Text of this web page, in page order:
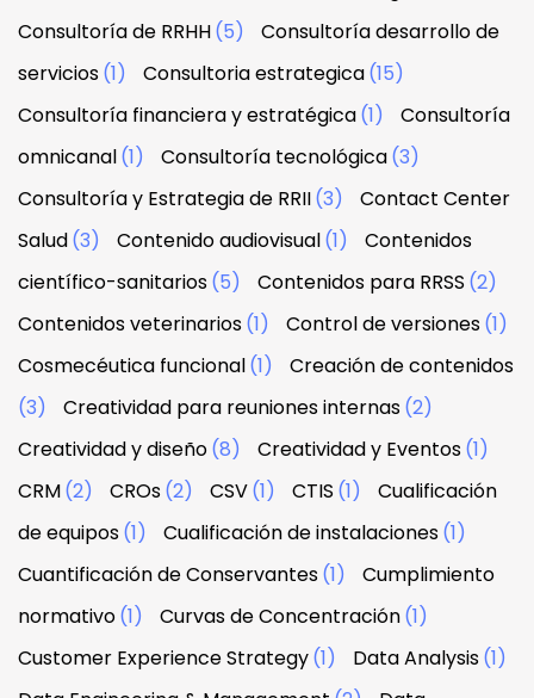
Consultoría de RRHH(5)
Consultoría desarrollo de
servicios(1) Consultoria estrategica(15)
Consultoría financiera y estratégica(1)
Consultoría
omnicanal(1) Consultoría tecnológica(3)
Consultoría y Estrategia de RRII(3)
Contact Center
Salud(3) Contenido audiovisual(1)
Contenidos
científico-sanitarios(5) Contenidos para RRSS (2)
Contenidos veterinarios(1) Control de versiones(1)
Cosmecéutica funcional(1)
Creación de contenidos
(3)
Creatividad para reuniones internas(2)
Creatividad y diseño(8) Creatividad y Eventos(1)
CRM(2) CROs(2) CSV(1) CTIS (1)
Cualificación
de equipos(1) Cualificación de instalaciones(1)
Cuantificación de Conservantes(1)
Cumplimiento
normativo(1) Curvas de Concentración(1)
Customer Experience Strategy(1) Data Analysis(1)